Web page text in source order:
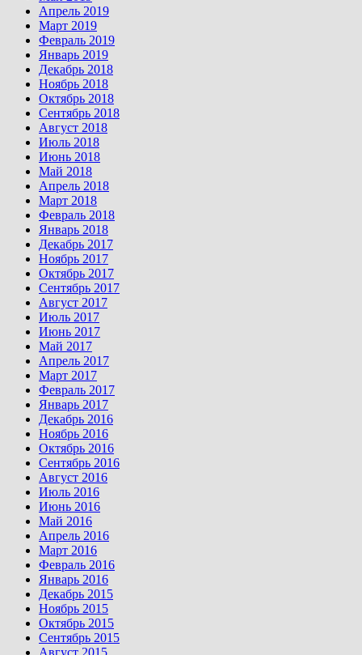
Апрель 2019
Март 2019
Февраль 2019
Январь 2019
Декабрь 2018
Ноябрь 2018
Октябрь 2018
Сентябрь 2018
Август 2018
Июль 2018
Июнь 2018
Май 2018
Апрель 2018
Март 2018
Февраль 2018
Январь 2018
Декабрь 2017
Ноябрь 2017
Октябрь 2017
Сентябрь 2017
Август 2017
Июль 2017
Июнь 2017
Май 2017
Апрель 2017
Март 2017
Февраль 2017
Январь 2017
Декабрь 2016
Ноябрь 2016
Октябрь 2016
Сентябрь 2016
Август 2016
Июль 2016
Июнь 2016
Май 2016
Апрель 2016
Март 2016
Февраль 2016
Январь 2016
Декабрь 2015
Ноябрь 2015
Октябрь 2015
Сентябрь 2015